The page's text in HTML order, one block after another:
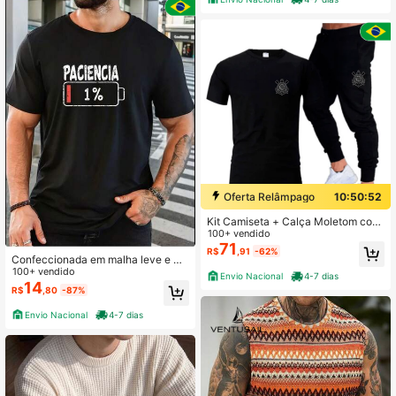
Confeccionada em malha leve e ma
cia, oferece conforto durante todo o
dia e um caimento moderno, Mostre
seu bom humor e atitude com esta
camiseta estilosa e descontraída! C
om a frase "Paciência 1%
100+ vendido
R$14 ,80 -87%
Envio Nacional 4-7 dias
Oferta Relâmpago
10:50:52
Kit Camiseta + Calça Moletom com
bolso Futebol Timão Corinthians Ci
nza
100+ vendido
R$71 ,91 -62%
Envio Nacional 4-7 dias